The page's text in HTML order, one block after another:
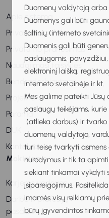
Duomenų valdytoją arba
Duomenys gali būti
šaltinių (interneto
Duomenis gali būti
paslaugomis,
elektroninį laišką,
interneto svetainėje ir kt.
Mes galime pateikti Jūsų
paslaugų teikėjams,
(atlieka darbus) ir tvarko
duomenų valdytojo,
turi teisę tvarkyti
nurodymus ir tik ta
siekiant tinkamai vykdyti
įsipareigojimus.
imamės visų reikiamų
būtų įgyvendintos
Apie sistemą
Privatumo politika
Privatumo pranešimas
Naudojimosi taisyklės
Bendradarbiavimas
Projektai
Parama
DUK
Kontaktai
Mokiniams
Karjeros vadovas
Darbo ir profesijų
pasaulis